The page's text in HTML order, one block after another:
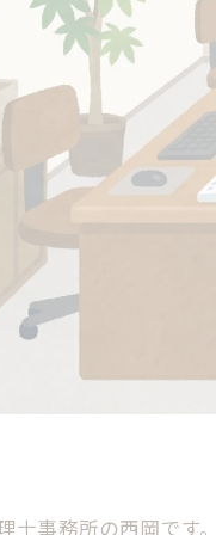
士事務所の西岡です